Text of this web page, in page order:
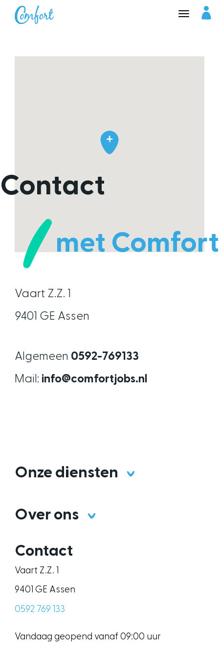
Inloggen Comfort Jobs
Contact
met Comfort
Vaart Z.Z. 1
9401 GE Assen
Algemeen 0592-769133
Mail: info@comfortjobs.nl
Onze diensten
Over ons
Contact
Vaart Z.Z. 1
9401 GE Assen
0592 769 133
Vandaag geopend vanaf 09:00 uur